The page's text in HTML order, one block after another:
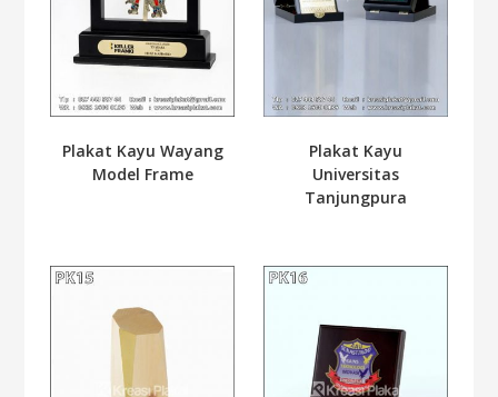
Plakat Kayu Wayang
Model Frame
Plakat Kayu
Universitas
Tanjungpura